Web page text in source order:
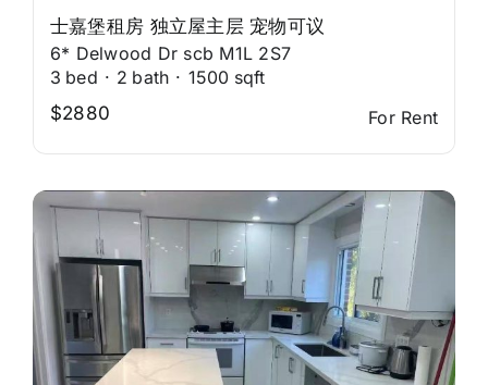
士嘉堡租房 独立屋主层 宠物可议
6* Delwood Dr scb M1L 2S7
3 bed · 2 bath · 1500 sqft
$2880
For Rent